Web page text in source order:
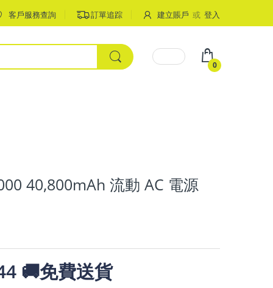
客戶服務查詢 訂單追踪 建立賬戶 或 登入
0
40,800mAh 流動 AC 電源
🚚免費送貨